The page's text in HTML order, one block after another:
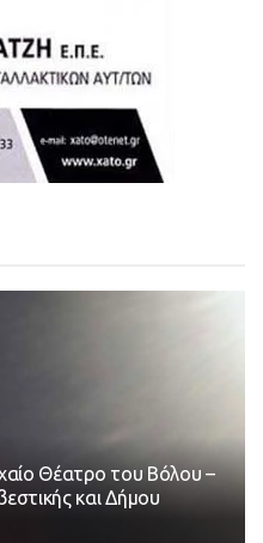
Θέατρο του Βόλου –
και Δήμου